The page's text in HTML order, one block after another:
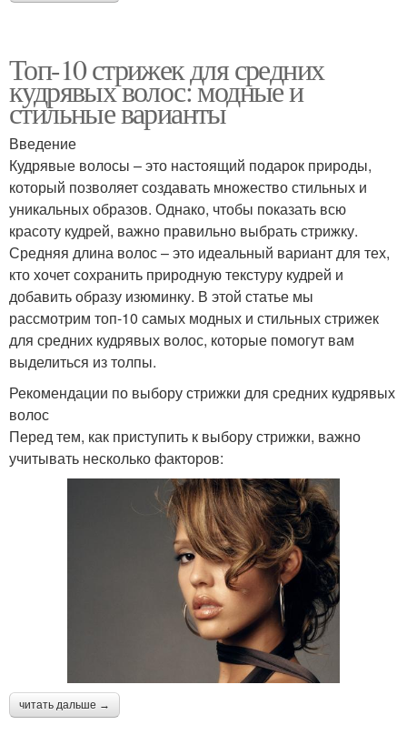
Топ-10 стрижек для средних
кудрявых волос: модные и
стильные варианты
Введение
Кудрявые волосы – это настоящий подарок природы,
который позволяет создавать множество стильных и
уникальных образов. Однако, чтобы показать всю
красоту кудрей, важно правильно выбрать стрижку.
Средняя длина волос – это идеальный вариант для тех,
кто хочет сохранить природную текстуру кудрей и
добавить образу изюминку. В этой статье мы
рассмотрим топ-10 самых модных и стильных стрижек
для средних кудрявых волос, которые помогут вам
выделиться из толпы.
Рекомендации по выбору стрижки для средних кудрявых
волос
Перед тем, как приступить к выбору стрижки, важно
учитывать несколько факторов:
читать дальше →